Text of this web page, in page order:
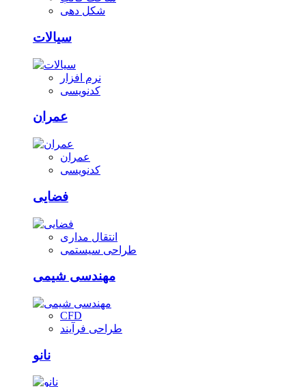
شکل دهی
سیالات
نرم افزار
کدنویسی
عمران
عمران
کدنویسی
فضایی
انتقال مداری
طراحی سیستمی
مهندسی شیمی
CFD
طراحی فرآیند
نانو